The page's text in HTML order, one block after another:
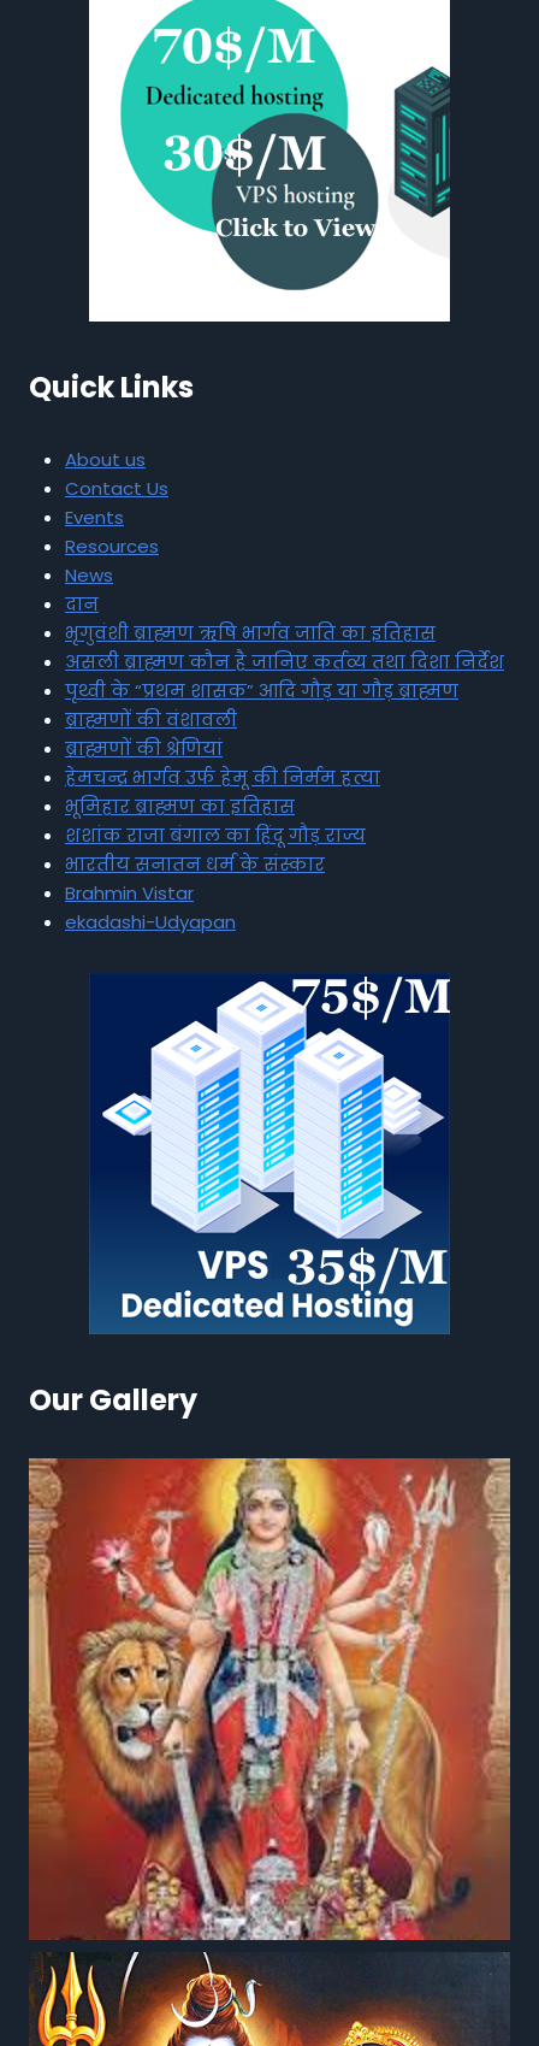
Quick Links
About us
Contact Us
Events
Resources
News
दान
भृगुवंशी ब्राह्मण ऋषि भार्गव जाति का इतिहास
असली ब्राह्मण कौन है जानिए कर्तव्य तथा दिशा निर्देश
पृथ्वी के “प्रथम शासक” आदि गौड़ या गौड़ ब्राह्मण
ब्राह्मणों की वंशावली
ब्राह्मणों की श्रेणियां
हेमचन्द्र भार्गव उर्फ हेमू की निर्मम हत्या
भूमिहार ब्राह्मण का इतिहास
शशांक राजा बंगाल का हिंदू गौड़ राज्य
भारतीय सनातन धर्म के संस्कार
Brahmin Vistar
ekadashi-Udyapan
Our Gallery